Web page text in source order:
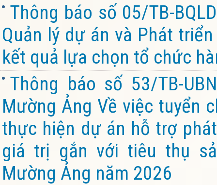
Thông báo số 05/TB-
Quản lý dự án và Phát
kết quả lựa chọn tổ chức
Thông báo số 53/TB-
Mường Ảng Về việc tuyển
thực hiện dự án hỗ trợ
giá trị gắn với tiêu thụ
Mường Ảng năm 2026